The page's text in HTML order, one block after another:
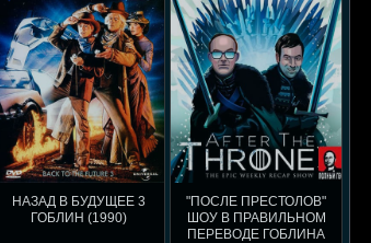
НАЗАД В БУДУЩЕЕ 3
ГОБЛИН (1990)
"ПОСЛЕ ПРЕСТОЛОВ"
ШОУ В ПРАВИЛЬНОМ
ПЕРЕВОДЕ ГОБЛИНА